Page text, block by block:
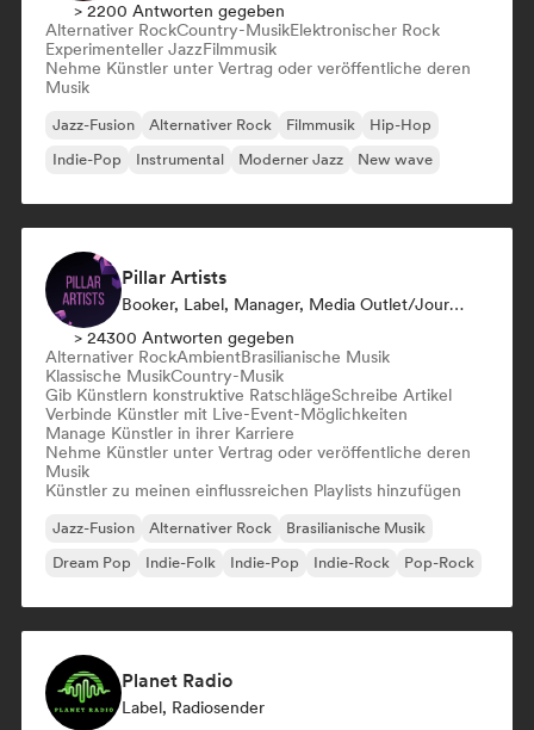
> 2200 Antworten gegeben
Alternativer RockCountry-MusikElektronischer Rock
Experimenteller JazzFilmmusik
Nehme Künstler unter Vertrag oder veröffentliche deren
Musik
Jazz-Fusion Alternativer Rock Filmmusik
Hip-Hop
Indie-Pop
Instrumental Moderner Jazz New wave
Pillar Artists
Booker, Label, Manager, Media Outlet/Journalist, Mentorin, Playlist-Kurator
> 24300 Antworten gegeben
Alternativer RockAmbientBrasilianische Musik
Klassische MusikCountry-Musik
Gib Künstlern konstruktive RatschlägeSchreibe Artikel
Verbinde Künstler mit Live-Event-Möglichkeiten
Manage Künstler in ihrer Karriere
Nehme Künstler unter Vertrag oder veröffentliche deren
Musik
Künstler zu meinen einflussreichen Playlists hinzufügen
Jazz-Fusion Alternativer Rock
Brasilianische Musik
Dream Pop
Indie-Folk Indie-Pop Indie-Rock Pop-Rock
Planet Radio
Label, Radiosender